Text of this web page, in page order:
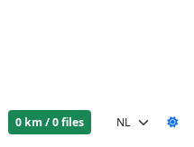
0 km / 0 files